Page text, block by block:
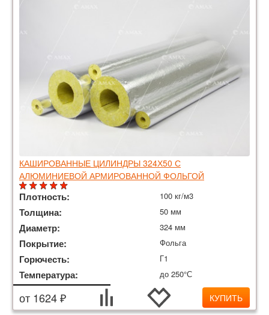
КАШИРОВАННЫЕ ЦИЛИНДРЫ 324Х50 С
АЛЮМИНИЕВОЙ АРМИРОВАННОЙ ФОЛЬГОЙ
Плотность: 100 кг/м3
Толщина: 50 мм
Диаметр: 324 мм
Покрытие: Фольга
Горючесть: Г1
Температура: до 250°С
от 1624 ₽ КУПИТЬ